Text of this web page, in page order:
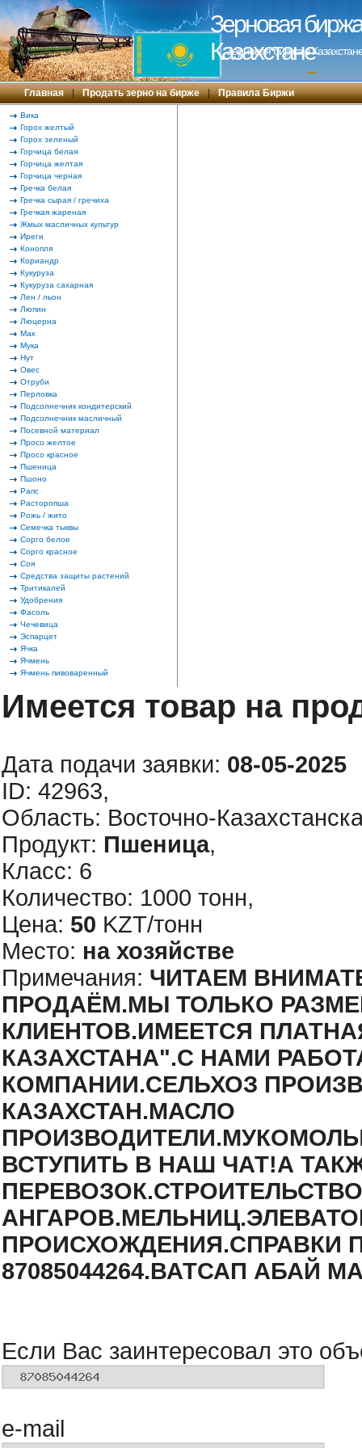
Зерновая
Казахстане
Зерновая биржа в
---
Главная | Продать зерно на бирже | Правила Биржи
Вика
Горох желтый
Горох зеленый
Горчица белая
Горчица желтая
Горчица черная
Гречка белая
Гречка сырая / гречиха
Гречкая жареная
Жмых масличных культур
Иреги
Конопля
Кориандр
Кукуруза
Кукуруза сахарная
Лен / льон
Люпин
Люцерна
Мак
Мука
Нут
Овес
Отруби
Перловка
Подсолнечник кондитерский
Подсолнечник масличный
Посевной материал
Просо желтое
Просо красное
Пшеница
Пшоно
Рапс
Расторопша
Рожь / жито
Семечка тыквы
Сорго белое
Сорго красное
Соя
Средства защиты растений
Тритикалей
Удобрения
Фасоль
Чечевица
Эспарцет
Ячка
Ячмень
Ячмень пивоваренный
Имеется товар на
Дата подачи заявки: 08-05-2025
ID: 42963,
Область: Восточно-
Продукт: Пшеница,
Класс: 6
Количество: 1000 тонн,
Цена: 50 KZT/тонн
Место: на хозяйстве
Примечания: ЧИТАЕМ
ПРОДАЁМ.МЫ ТОЛЬКО
КЛИЕНТОВ.ИМЕЕТСЯ
КАЗАХСТАНА".С НАМИ
КОМПАНИИ.СЕЛЬХОЗ
КАЗАХСТАН.МАСЛО
ВСТУПИТЬ В НАШ ЧАТ!А
ПЕРЕВОЗОК.СТРОИТЕЛЬСТВО
ПРОИСХОЖДЕНИЯ.СПРАВКИ
87085044264.ВАТСАП АБАЙ
Если Вас заинтересовал это
e-mail